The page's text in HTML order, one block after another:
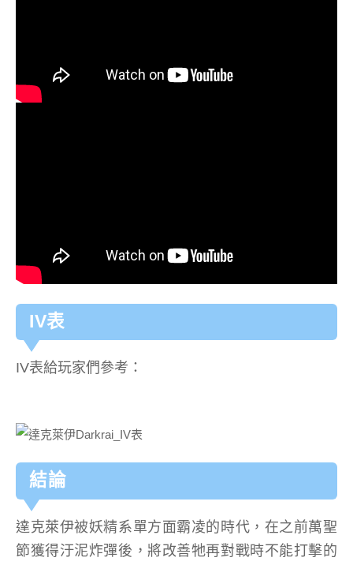
IV表
IV表給玩家們參考：
結論
達克萊伊被妖精系單方面霸凌的時代，在之前萬聖
節獲得汙泥炸彈後，將改善牠再對戰時不能打擊的